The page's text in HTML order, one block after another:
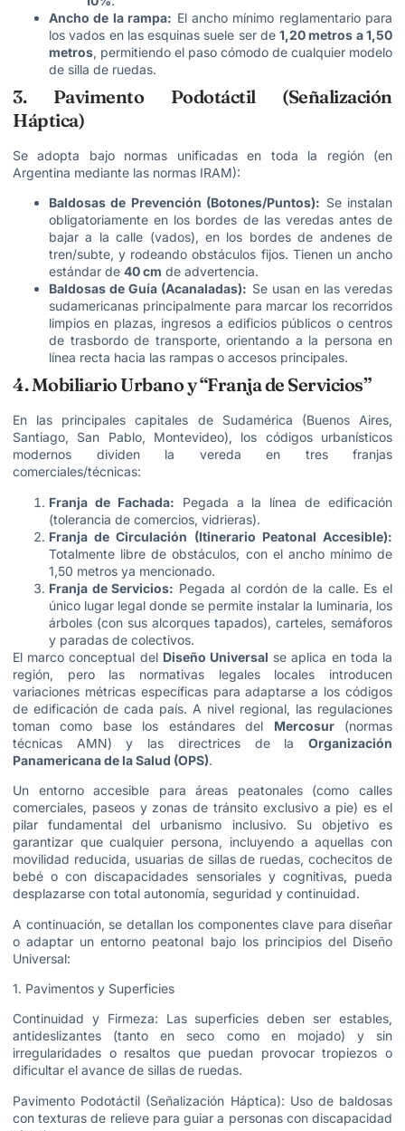
Ancho de la rampa: El ancho mínimo reglamentario para
los vados en las esquinas suele ser de1,20 metros a 1,50
metros, permitiendo el paso cómodo de cualquier modelo
de silla de ruedas.
3. Pavimento Podotáctil (Señalización
Háptica)
Se adopta bajo normas unificadas en toda la región (en
Argentina mediante las normas IRAM):
Baldosas de Prevención (Botones/Puntos): Se instalan
obligatoriamente en los bordes de las veredas antes de
bajar a la calle (vados), en los bordes de andenes de
tren/subte, y rodeando obstáculos fijos. Tienen un ancho
estándar de 40 cm de advertencia.
Baldosas de Guía (Acanaladas): Se usan en las veredas
sudamericanas principalmente para marcar los recorridos
limpios en plazas, ingresos a edificios públicos o centros
de trasbordo de transporte, orientando a la persona en
línea recta hacia las rampas o accesos principales.
4. Mobiliario Urbano y “Franja de Servicios”
En las principales capitales de Sudamérica (Buenos Aires,
Santiago, San Pablo, Montevideo), los códigos urbanísticos
modernos dividen la vereda en tres franjas
comerciales/técnicas:
Franja de Fachada: Pegada a la línea de edificación
(tolerancia de comercios, vidrieras).
Franja de Circulación (Itinerario Peatonal Accesible):
Totalmente libre de obstáculos, con el ancho mínimo de
1,50 metros ya mencionado.
Franja de Servicios: Pegada al cordón de la calle. Es el
único lugar legal donde se permite instalar la luminaria, los
árboles (con sus alcorques tapados), carteles, semáforos
y paradas de colectivos.
El marco conceptual del Diseño Universal se aplica en toda la
región, pero las normativas legales locales introducen
variaciones métricas específicas para adaptarse a los códigos
de edificación de cada país. A nivel regional, las regulaciones
toman como base los estándares del Mercosur(normas
técnicas AMN) y las directrices de la Organización
Panamericana de la Salud (OPS).
Un entorno accesible para áreas peatonales (como calles
comerciales, paseos y zonas de tránsito exclusivo a pie) es el
pilar fundamental del urbanismo inclusivo. Su objetivo es
garantizar que cualquier persona, incluyendo a aquellas con
movilidad reducida, usuarias de sillas de ruedas, cochecitos de
bebé o con discapacidades sensoriales y cognitivas, pueda
desplazarse con total autonomía, seguridad y continuidad.
A continuación, se detallan los componentes clave para diseñar
o adaptar un entorno peatonal bajo los principios del Diseño
Universal:
1. Pavimentos y Superficies
Continuidad y Firmeza: Las superficies deben ser estables,
antideslizantes (tanto en seco como en mojado) y sin
irregularidades o resaltos que puedan provocar tropiezos o
dificultar el avance de sillas de ruedas.
Pavimento Podotáctil (Señalización Háptica): Uso de baldosas
con texturas de relieve para guiar a personas con discapacidad